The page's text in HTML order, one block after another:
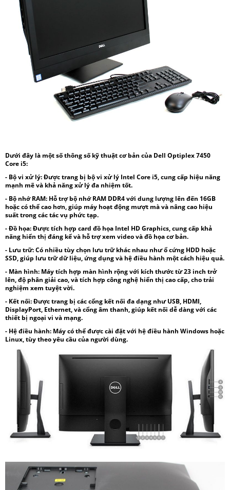
Dưới đây là một số thông số kỹ thuật cơ bản của Dell Optiplex 7450
Core i5:
- Bộ vi xử lý:Được trang bị bộ vi xử lý Intel Core i5, cung cấp hiệu năng
mạnh mẽ và khả năng xử lý đa nhiệm tốt.
- Bộ nhớ RAM: Hỗ trợ bộ nhớ RAM DDR4 với dung lượng lên đến 16GB
hoặc có thể cao hơn, giúp máy hoạt động mượt mà và nâng cao hiệu
suất trong các tác vụ phức tạp.
- Đồ họa:Được tích hợp card đồ họa Intel HD Graphics, cung cấp khả
năng hiển thị đáng kể và hỗ trợ xem video và đồ họa cơ bản.
- Lưu trữ:Có nhiều tùy chọn lưu trữ khác nhau như ổ cứng HDD hoặc
SSD, giúp lưu trữ dữ liệu, ứng dụng và hệ điều hành một cách hiệu quả.
- Màn hình: Máy tích hợp màn hình rộng với kích thước từ 23 inch trở
lên, độ phân giải cao, và tích hợp công nghệ hiển thị cao cấp, cho trải
nghiệm xem tuyệt vời.
- Kết nối:Được trang bị các cổng kết nối đa dạng như USB, HDMI,
DisplayPort, Ethernet, và cổng âm thanh, giúp kết nối dễ dàng với các
thiết bị ngoại vi và mạng.
- Hệ điều hành: Máy có thể được cài đặt với hệ điều hành Windows hoặc
Linux, tùy theo yêu cầu của người dùng.